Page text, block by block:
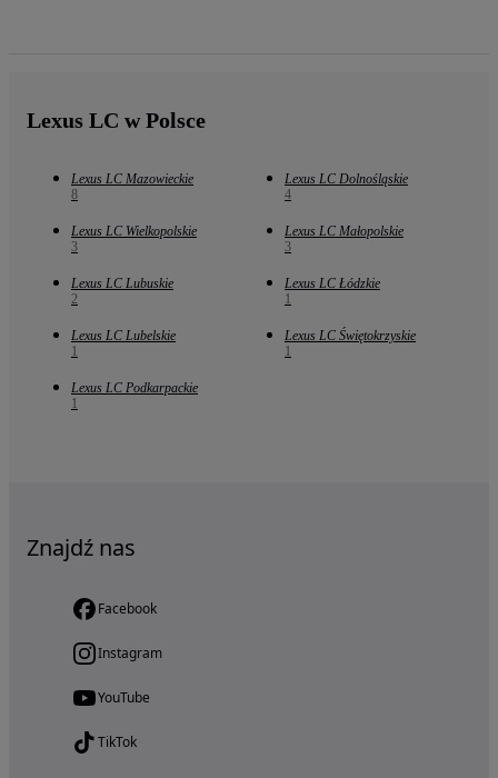
Lexus LC w Polsce
Lexus LC Mazowieckie
8
Lexus LC Dolnośląskie
4
Lexus LC Wielkopolskie
3
Lexus LC Małopolskie
3
Lexus LC Lubuskie
2
Lexus LC Łódzkie
1
Lexus LC Lubelskie
1
Lexus LC Świętokrzyskie
1
Lexus LC Podkarpackie
1
Znajdź nas
Facebook
Instagram
YouTube
TikTok